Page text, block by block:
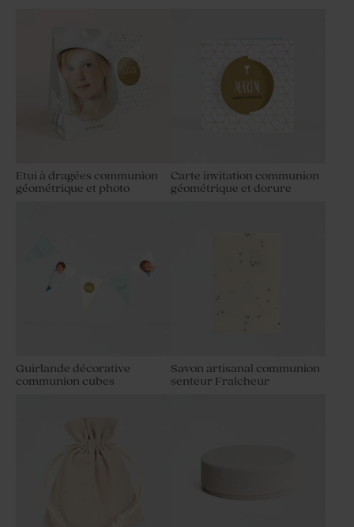
Etui à dragées communion
géométrique et photo
Carte invitation communion
géométrique et dorure
Guirlande décorative
communion cubes
Savon artisanal communion
senteur Fraîcheur